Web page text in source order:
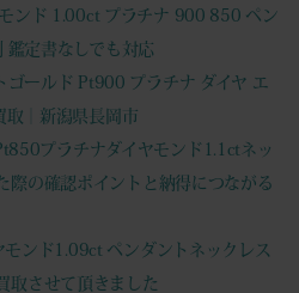
ンド 1.00ct プラチナ 900 850 ペン
鑑定書なしでも対応
ゴールド Pt900 プラチナ ダイヤ エ
取｜新潟県長岡市
プラチナダイヤモンド1.1ctネッ
際の確認ポイントと納得につながる
モンド1.09ct ペンダントネックレス
取させて頂きました